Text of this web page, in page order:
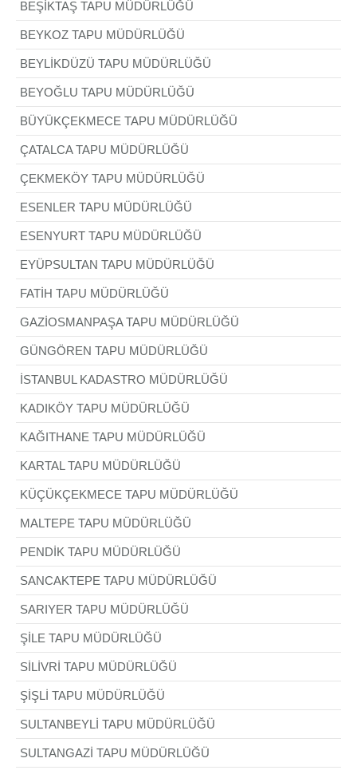
BEŞİKTAŞ TAPU MÜDÜRLÜĞÜ
BEYKOZ TAPU MÜDÜRLÜĞÜ
BEYLİKDÜZÜ TAPU MÜDÜRLÜĞÜ
BEYOĞLU TAPU MÜDÜRLÜĞÜ
BÜYÜKÇEKMECE TAPU MÜDÜRLÜĞÜ
ÇATALCA TAPU MÜDÜRLÜĞÜ
ÇEKMEKÖY TAPU MÜDÜRLÜĞÜ
ESENLER TAPU MÜDÜRLÜĞÜ
ESENYURT TAPU MÜDÜRLÜĞÜ
EYÜPSULTAN TAPU MÜDÜRLÜĞÜ
FATİH TAPU MÜDÜRLÜĞÜ
GAZİOSMANPAŞA TAPU MÜDÜRLÜĞÜ
GÜNGÖREN TAPU MÜDÜRLÜĞÜ
İSTANBUL KADASTRO MÜDÜRLÜĞÜ
KADIKÖY TAPU MÜDÜRLÜĞÜ
KAĞITHANE TAPU MÜDÜRLÜĞÜ
KARTAL TAPU MÜDÜRLÜĞÜ
KÜÇÜKÇEKMECE TAPU MÜDÜRLÜĞÜ
MALTEPE TAPU MÜDÜRLÜĞÜ
PENDİK TAPU MÜDÜRLÜĞÜ
SANCAKTEPE TAPU MÜDÜRLÜĞÜ
SARIYER TAPU MÜDÜRLÜĞÜ
ŞİLE TAPU MÜDÜRLÜĞÜ
SİLİVRİ TAPU MÜDÜRLÜĞÜ
ŞİŞLİ TAPU MÜDÜRLÜĞÜ
SULTANBEYLİ TAPU MÜDÜRLÜĞÜ
SULTANGAZİ TAPU MÜDÜRLÜĞÜ